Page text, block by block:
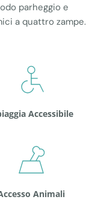
parheggio e
a quattro zampe.
Accessibile
Animali